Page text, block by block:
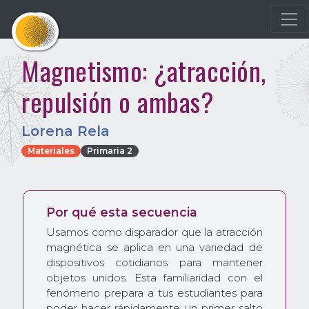
Magnetismo: ¿atracción,
repulsión o ambas?
Lorena Rela
Materiales Primaria 2
Por qué esta secuencia
Usamos como disparador que la atracción
magnética se aplica en una variedad de
dispositivos cotidianos para mantener
objetos unidos. Esta familiaridad con el
fenómeno prepara a tus estudiantes para